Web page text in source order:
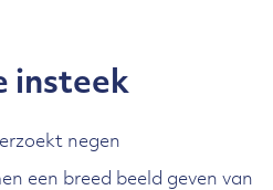
insteek
negen
een breed beeld geven van